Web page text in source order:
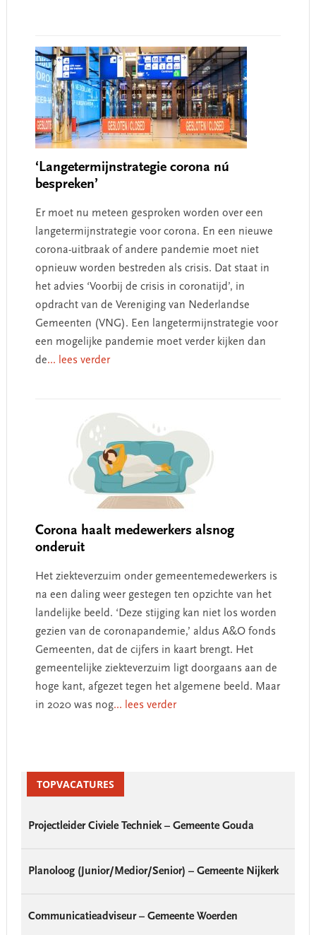
‘Langetermijnstrategie corona nú
bespreken’
Er moet nu meteen gesproken worden over een
langetermijnstrategie voor corona. En een nieuwe
corona-uitbraak of andere pandemie moet niet
opnieuw worden bestreden als crisis. Dat staat in
het advies ‘Voorbij de crisis in coronatijd’, in
opdracht van de Vereniging van Nederlandse
Gemeenten (VNG). Een langetermijnstrategie voor
een mogelijke pandemie moet verder kijken dan
de... lees verder
Corona haalt medewerkers alsnog
onderuit
Het ziekteverzuim onder gemeentemedewerkers is
na een daling weer gestegen ten opzichte van het
landelijke beeld. ‘Deze stijging kan niet los worden
gezien van de coronapandemie,’ aldus A&O fonds
Gemeenten, dat de cijfers in kaart brengt. Het
gemeentelijke ziekteverzuim ligt doorgaans aan de
hoge kant, afgezet tegen het algemene beeld. Maar
in 2020 was nog... lees verder
SidebarTOPVACATURES
Projectleider Civiele Techniek – Gemeente Gouda
Planoloog (Junior/Medior/Senior) – Gemeente Nijkerk
Communicatieadviseur – Gemeente Woerden